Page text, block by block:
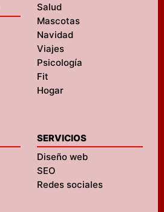
Salud
Mascotas
Navidad
Viajes
Psicología
Fit
Hogar
SERVICIOS
Diseño web
SEO
Redes sociales